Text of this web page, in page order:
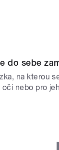
do sebe
na kterou
nebo pro